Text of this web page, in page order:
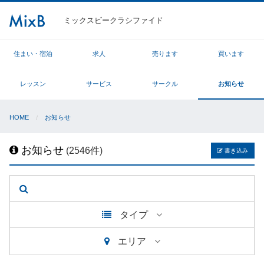
ミックスビークラシファイド
住まい・宿泊 求人 売ります 買います
レッスン サービス サークル お知らせ
HOME お知らせ
お知らせ (2546件) 書き込み
タイプ
エリア